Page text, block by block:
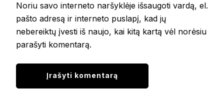
Noriu savo interneto naršyklėje išsaugoti vardą, el.
pašto adresą ir interneto puslapį, kad jų
nebereiktų įvesti iš naujo, kai kitą kartą vėl norėsiu
parašyti komentarą.